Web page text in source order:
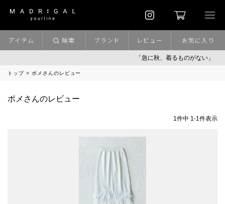
「急に秋、着るものがない」
アイテム 検索 ブランド レビュー お気に入り
トップ ポメさんのレビュー
ポメさんのレビュー
1件中 1-1件表示